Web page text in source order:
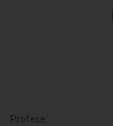
Profese: